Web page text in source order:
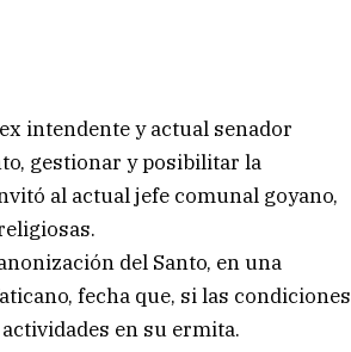
intendente y actual senador
gestionar y posibilitar la
al actual jefe comunal goyano,
del Santo, en una
fecha que, si las condiciones
en su ermita.